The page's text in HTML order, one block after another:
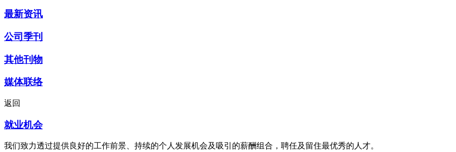
最新资讯
公司季刊
其他刊物
媒体联络
返回
就业机会
我们致力透过提供良好的工作前景、持续的个人发展机会及吸引的薪酬组合，聘任及留住最优秀的人才。